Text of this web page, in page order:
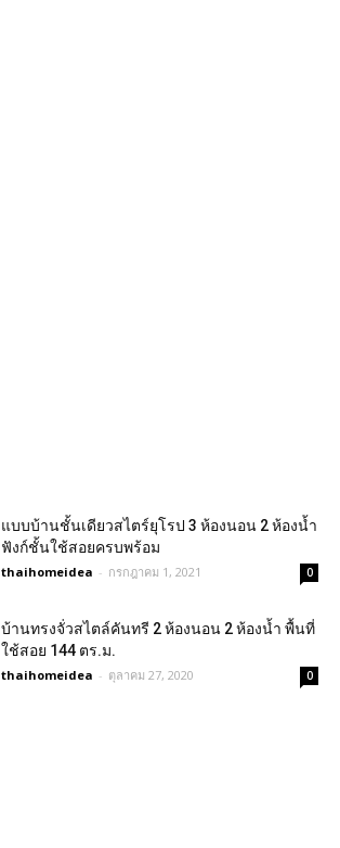
แบบบ้านชั้นเดียวสไตร์ยุโรป 3 ห้องนอน 2 ห้องน้ำ
ฟังก์ชั้นใช้สอยครบพร้อม
thaihomeidea - กรกฎาคม 1, 2021 0
บ้านทรงจั่วสไตล์คันทรี 2 ห้องนอน 2 ห้องน้ำ พื้นที่
ใช้สอย 144 ตร.ม.
thaihomeidea - ตุลาคม 27, 2020 0